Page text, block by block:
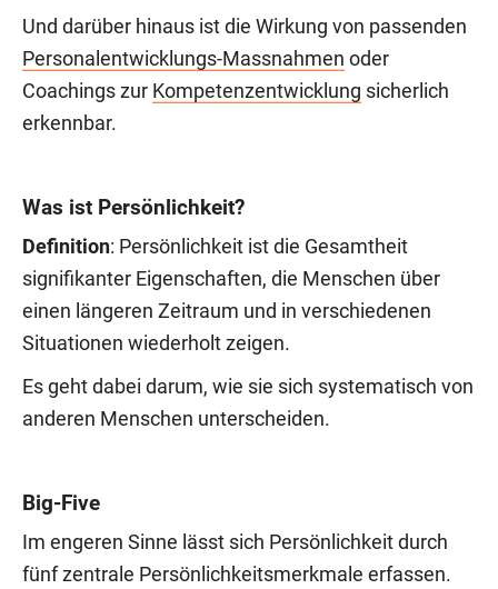
Und darüber hinaus ist die Wirkung von passenden
Personalentwicklungs-Massnahmen oder
Coachings zur Kompetenzentwicklung sicherlich
erkennbar.
Was ist Persönlichkeit?
Definition: Persönlichkeit ist die Gesamtheit
signifikanter Eigenschaften, die Menschen über
einen längeren Zeitraum und in verschiedenen
Situationen wiederholt zeigen.
Es geht dabei darum, wie sie sich systematisch von
anderen Menschen unterscheiden.
Big-Five
Im engeren Sinne lässt sich Persönlichkeit durch
fünf zentrale Persönlichkeitsmerkmale erfassen.